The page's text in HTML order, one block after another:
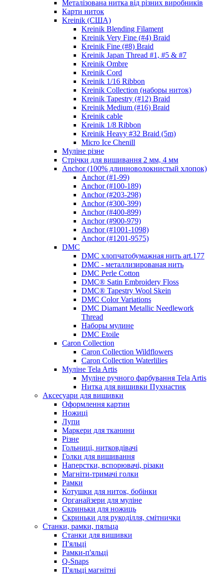
Металізована нитка від різних виробників
Карти ниток
Kreinik (США)
Kreinik Blending Filament
Kreinik Very Fine (#4) Braid
Kreinik Fine (#8) Braid
Kreinik Japan Thread #1, #5 & #7
Kreinik Ombre
Kreinik Cord
Kreinik 1/16 Ribbon
Kreinik Collection (наборы ниток)
Kreinik Tapestry (#12) Braid
Kreinik Medium (#16) Braid
Kreinik cable
Kreinik 1/8 Ribbon
Kreinik Heavy #32 Braid (5m)
Micro Ice Chenill
Муліне різне
Стрічки для вишивання 2 мм, 4 мм
Anchor (100% длинноволокнистый хлопок)
Anchor (#1-99)
Anchor (#100-189)
Anchor (#203-298)
Anchor (#300-399)
Anchor (#400-899)
Anchor (#900-979)
Anchor (#1001-1098)
Anchor (#1201-9575)
DMC
DMC хлопчатобумажная нить art.177
DMC - металлизированая нить
DMC Perle Cotton
DMC® Satin Embroidery Floss
DMC® Tapestry Wool Skein
DMC Color Variations
DMC Diamant Metallic Needlework
Thread
Наборы мулине
DMC Etoile
Caron Collection
Caron Collection Wildflowers
Caron Collection Waterlilies
Муліне Tela Artis
Муліне ручного фарбування Tela Artis
Нитка для вишивки Пухнастик
Аксесуари для вишивки
Оформлення картин
Ножиці
Лупи
Маркери для тканини
Різне
Гольниці, нитковдівачі
Голки для вишивання
Наперстки, вспорювачі, різаки
Магніти-тримачі голки
Рамки
Котушки для ниток, бобінки
Органайзери для муліне
Скриньки для ножиць
Скриньки для рукоділля, смітнички
Станки, рамки, пяльца
Станки для вишивки
П'яльці
Рамки-п'яльці
Q-Snaps
П'яльці магнітні